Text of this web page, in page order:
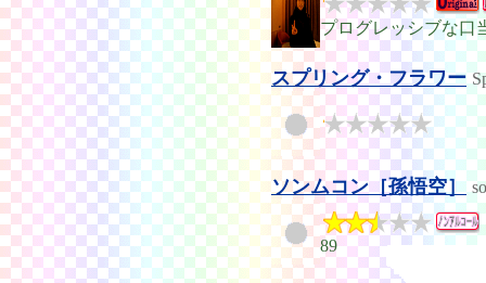
プログレッシブな口
スプリング・フラワー
ソンムコン［孫悟空］
89